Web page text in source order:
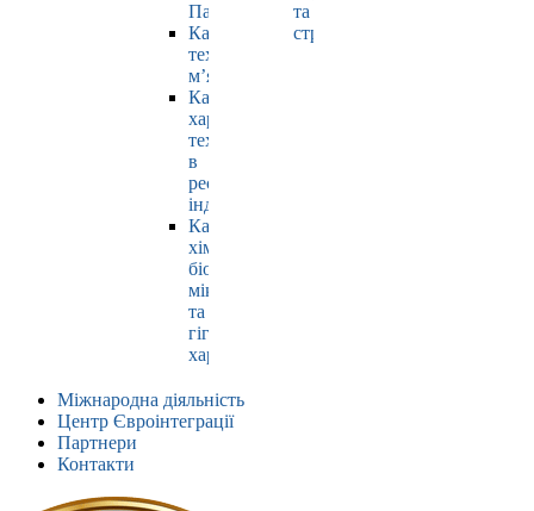
Павлюк
Кафедра
технології
м’яса
Кафедра
харчових
технологій
в
ресторанній
індустрії
Кафедра
хімії,
біохімії,
мікробіології
та
гігієни
харчування
та
страхування
Міжнародна діяльність
Центр Євроінтеграції
Партнери
Контакти